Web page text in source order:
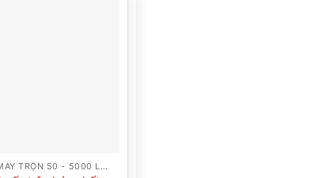
DÒNG MÁY TRỘN 50 - 5000 LÍT